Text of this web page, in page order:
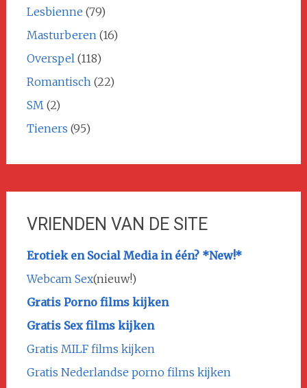
Lesbienne (79)
Masturberen(16)
Overspel(118)
Romantisch(22)
SM(2)
Tieners (95)
VRIENDEN VAN DE SITE
Erotiek en Social Media in één? *New!*
Webcam Sex(nieuw!)
Gratis Porno films kijken
Gratis Sex films kijken
Gratis MILF films kijken
Gratis Nederlandse porno films kijken